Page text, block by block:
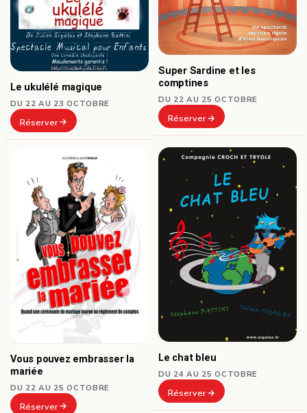
Le ukulélé magique
DU 22 AU 23 OCTOBRE
Réserver
Super Sardine et les
comptines
DU 22 AU 25 OCTOBRE
Réserver
Vous pouvez embrasser la
mariée
DU 22 AU 25 OCTOBRE
Réserver
Le chat bleu
DU 24 AU 25 OCTOBRE
Réserver